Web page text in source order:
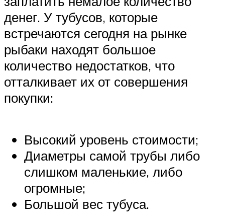
денег. У тубусов, которые
встречаются сегодня на рынке
рыбаки находят большое
количество недостатков, что
отталкивает их от совершения
покупки:
Высокий уровень стоимости;
Диаметры самой трубы либо
слишком маленькие, либо
огромные;
Большой вес тубуса.